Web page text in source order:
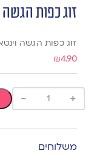
זוג כפות הגשה
זוג כפות הגשה
₪4.90
+
-
משלוחים